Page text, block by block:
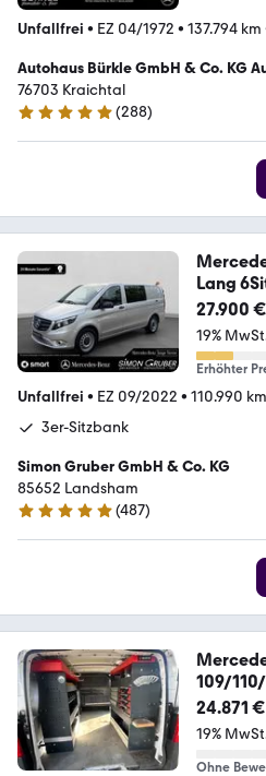
Unfallfrei • EZ 04/1972 • 137.794 km
Autohaus Bürkle GmbH & Co. KG
Mercedes-Benz Verkauf&Service
76703 Kraichtal
4.9 Sterne
(288)
Lang
27.900 €
19%
Erhöhter
Unfallfrei • EZ 09/2022 • 110.990 km
3er-Sitzbank
Simon Gruber GmbH & Co. KG
85652 Landsham
4.8 Sterne
(487)
109/
24.871 €
19%
Ohne